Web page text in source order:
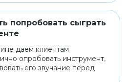
попробовать сыграть
даем клиентам
опробовать инструмент,
его звучание перед